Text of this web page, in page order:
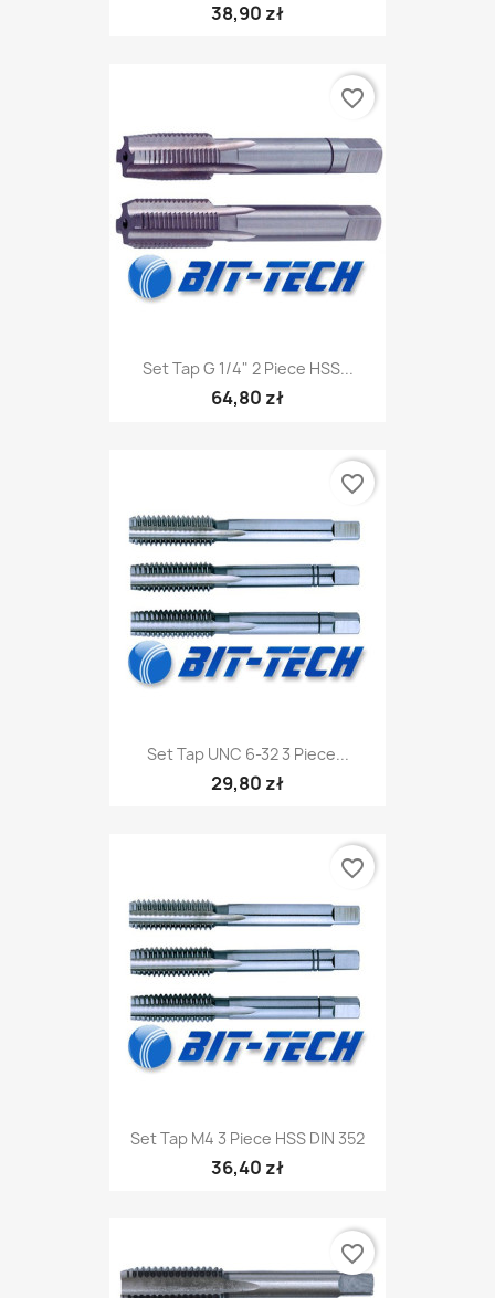
38,90 zł
Set Tap G 1/4" 2 Piece HSS...
64,80 zł
favorite_border
Set Tap UNC 6-32 3 Piece...
29,80 zł
favorite_border
Set Tap M4 3 Piece HSS DIN 352
36,40 zł
favorite_border
favorite_border